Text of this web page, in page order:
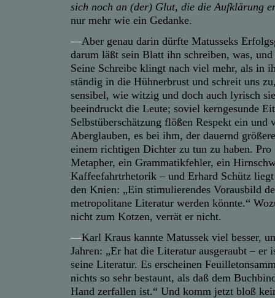
sich noch an (der) Glut, die die Aufklärung
nur mehr wie ein Gedanke.
—Aber genau darin dürfte Matusseks
darum läßt sein Blatt ihn schreiben, was,
Seine Schreibe klingt nach viel mehr, als in
ständig in die Hühnerbrust und schreit uns
sensibel, wie witzig und doch auch lyrisch
beeindruckt die Leute; soviel kerngesunde
Selbstüberschätzung flößen Respekt ein und
Aberglauben, es bei ihm, der dauernd
einem richtigen Dichter zu tun zu haben. Pro
Metapher, ein Grammatikfehler, ein
Kaffeefahrtrhetorik – und Erhard Schütz
den Knien: „Ein stimulierendes Vorausbild
metropolitane Literatur werden könnte.“
nicht zum Kotzen, verrät er nicht.
—Karl Kraus kannte Matussek viel besser,
Jahren: „Er hat die Literatur ausgeraubt – er
seine Literatur. Es erscheinen
nichts so sehr bestaunt, als daß dem
Hand zerfallen ist.“ Und komm jetzt bloß